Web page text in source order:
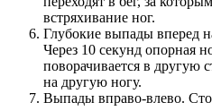
встряхивание ног.
Глубокие выпады вперед
Через 10 секунд опорная
поворачивается в другую
на другую ногу.
Выпады вправо-влево.